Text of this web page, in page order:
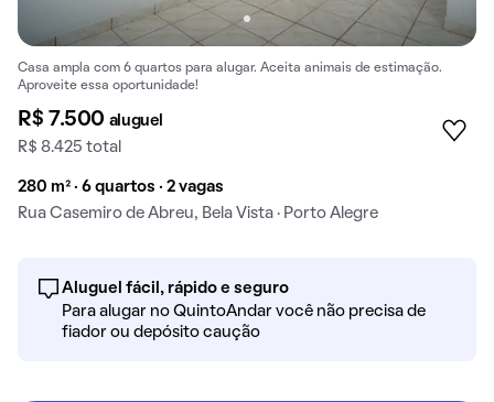
Casa ampla com 6 quartos para alugar. Aceita animais de estimação.
Aproveite essa oportunidade!
R$ 7.500 aluguel
R$ 8.425 total
280 m² · 6 quartos · 2 vagas
Rua Casemiro de Abreu, Bela Vista · Porto Alegre
Aluguel fácil, rápido e seguro
Para alugar no QuintoAndar você não precisa de
fiador ou depósito caução